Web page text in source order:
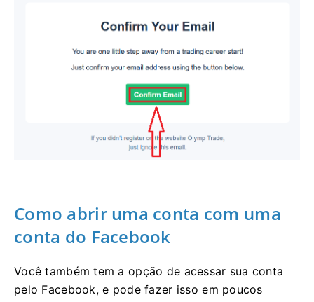
Como abrir uma conta com uma
conta do Facebook
Você também tem a opção de acessar sua conta
pelo Facebook, e pode fazer isso em poucos